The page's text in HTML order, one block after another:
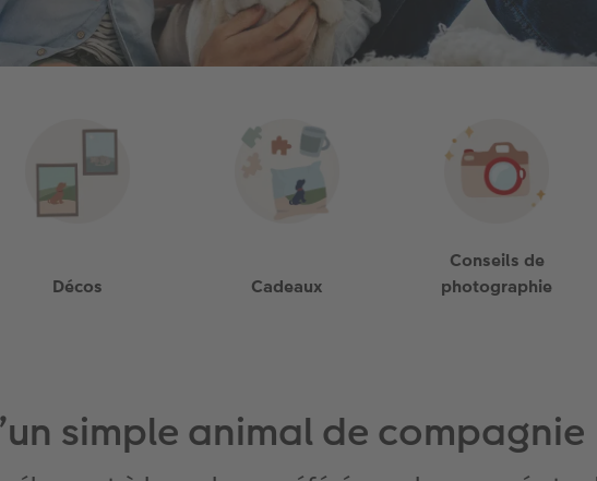
Décos Cadeaux
Conseils de
photographie
simple animal de compagnie